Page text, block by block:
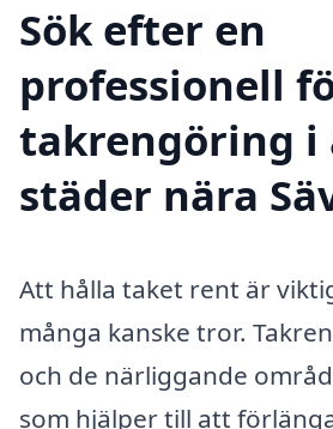
Sök efter en
professionell
takrengöring i
städer nära
Att hålla taket rent är
många kanske tror.
och de närliggande
som hjälper till att